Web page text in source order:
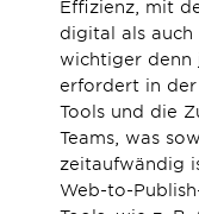
Effizienz, mit
digital als
wichtiger denn
erfordert in der
Tools und die
Teams, was
zeitaufwändig
Web-to-